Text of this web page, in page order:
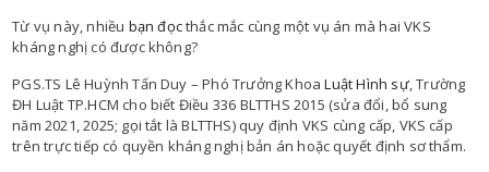
Từ vụ này, nhiều bạn đọcthắc mắc cùng một vụ án mà hai VKS
kháng nghị có được không?
PGS.TS Lê Huỳnh Tấn Duy – Phó Trưởng KhoaLuật Hình sự, Trường
ĐH Luật TP.HCM cho biết Điều 336 BLTTHS 2015 (sửa đổi, bổ sung
năm 2021, 2025; gọi tắt là BLTTHS) quy định VKS cùng cấp, VKS cấp
trên trực tiếp có quyền kháng nghị bản án hoặc quyết định sơ thẩm.